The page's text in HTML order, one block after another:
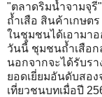
"ตลาดริมน้ำจามจุ
ถ้ำเสือ สินค้าเกษต
ในชุมชนได้เอามา
วันนี้ ชุมชนถ้ำเสือก
นอกจากจะได้รับรา
ยอดเยี่ยมอันดับสอ
เที่ยวชนบทเมื่อปี